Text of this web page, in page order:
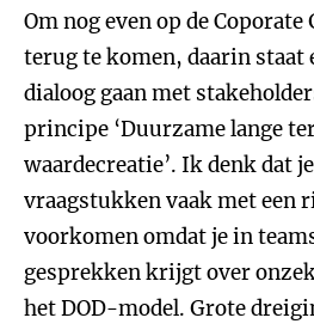
Om nog even op de Coporate
terug te komen, daarin staat
dialoog gaan met
principe ‘Duurzame lange
waardecreatie’. Ik denk dat
vraagstukken vaak met een
voorkomen omdat je in
gesprekken krijgt over
het DOD-model. Grote